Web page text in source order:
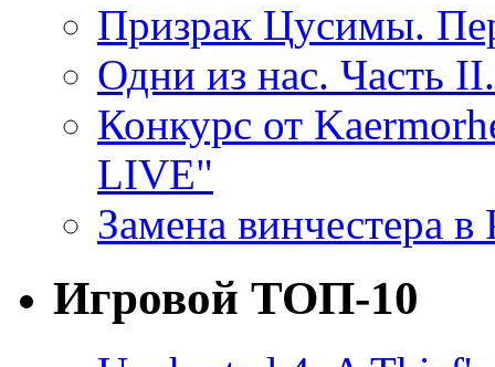
Призрак Цусимы.
Одни из нас. Часть
Конкурс от
LIVE"
Замена винчестера
Игровой ТОП-10